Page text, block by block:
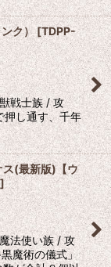
ク） [TDPP-
戦士族 / 攻
し通す、千年
ス(最新版)【ウ
]
法使い族 / 攻
魔術の儀式」